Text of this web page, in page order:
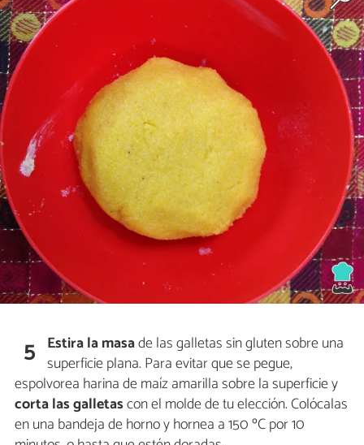
5 Estira la masade las galletas sin gluten sobre una
superficie plana. Para evitar que se pegue,
espolvorea harina de maíz amarilla sobre la superficie y
corta las galletascon el molde de tu elección. Colócalas
en una bandeja de horno y hornea a 150 ºC por 10